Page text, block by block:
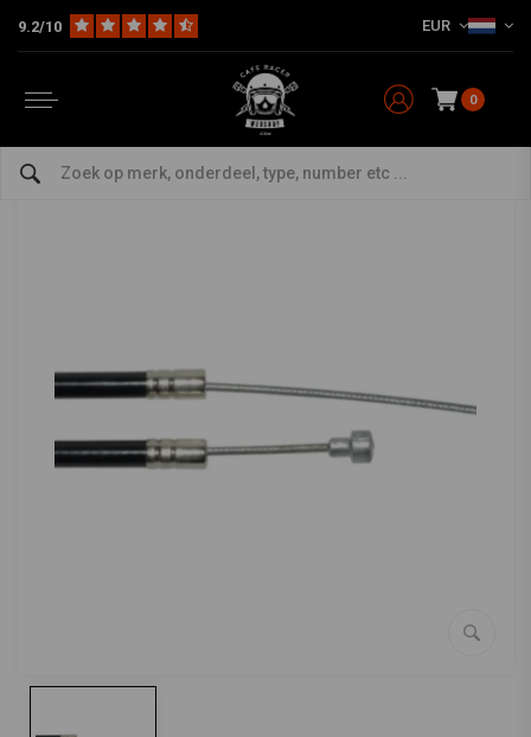
9.2/10 EUR
0
Bromfiets Aandrijving Achterrem Kabel Vespa Ciao
bekijk alles van Supertec
Achterrem Kabel Vespa Ciao